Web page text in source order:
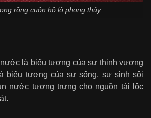
rồng cuộn hồ lô phong thủy
là biểu tượng của sự thịnh vượng
biểu tượng của sự sống, sự sinh sôi
nước tượng trưng cho nguồn tài lộc